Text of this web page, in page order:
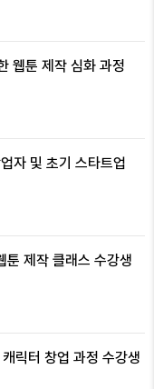
웹툰 제작 심화 과정
자 및 초기 스타트업
제작 클래스 수강생
릭터 창업 과정 수강생